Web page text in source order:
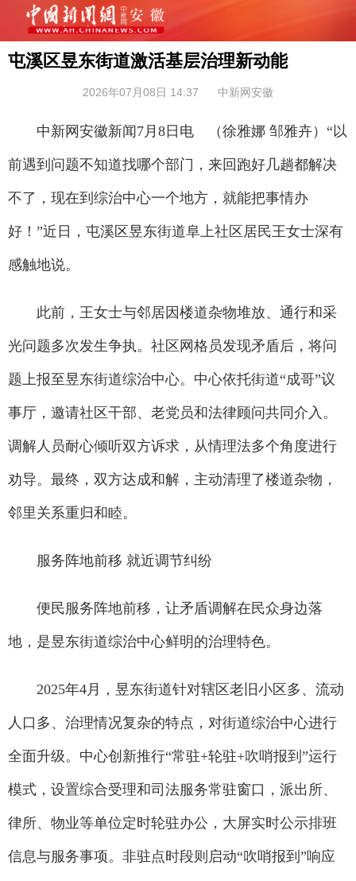
屯溪区昱东街道激活基层治理新动能
2026年07月08日 14:37 中新网安徽
中新网安徽新闻7月8日电 （徐雅娜 邹雅卉）“以
前遇到问题不知道找哪个部门，来回跑好几趟都解决
不了，现在到综治中心一个地方，就能把事情办
好！”近日，屯溪区昱东街道阜上社区居民王女士深有
感触地说。
此前，王女士与邻居因楼道杂物堆放、通行和采
光问题多次发生争执。社区网格员发现矛盾后，将问
题上报至昱东街道综治中心。中心依托街道“成哥”议
事厅，邀请社区干部、老党员和法律顾问共同介入。
调解人员耐心倾听双方诉求，从情理法多个角度进行
劝导。最终，双方达成和解，主动清理了楼道杂物，
邻里关系重归和睦。
服务阵地前移 就近调节纠纷
便民服务阵地前移，让矛盾调解在民众身边落
地，是昱东街道综治中心鲜明的治理特色。
2025年4月，昱东街道针对辖区老旧小区多、流动
人口多、治理情况复杂的特点，对街道综治中心进行
全面升级。中心创新推行“常驻+轮驻+吹哨报到”运行
模式，设置综合受理和司法服务常驻窗口，派出所、
律所、物业等单位定时轮驻办公，大屏实时公示排班
信息与服务事项。非驻点时段则启动“吹哨报到”响应